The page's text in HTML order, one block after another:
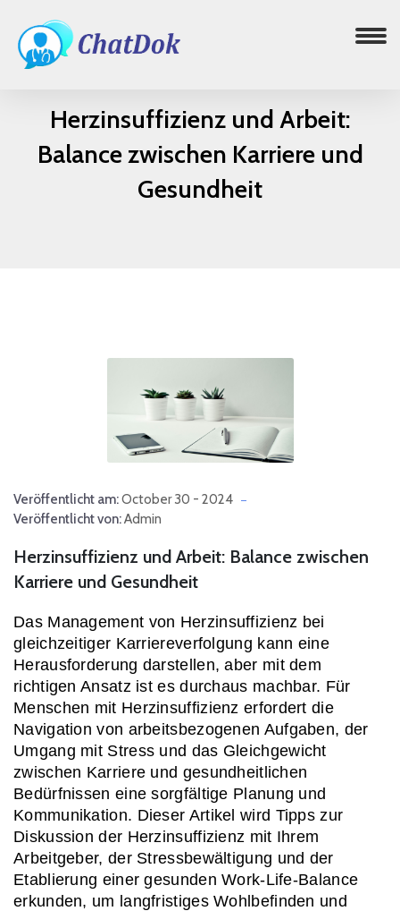
Herzinsuffizienz und Arbeit:
Balance zwischen Karriere und
Gesundheit
Veröffentlicht am:October 30 - 2024
Veröffentlicht von:Admin
Herzinsuffizienz und Arbeit: Balance zwischen
Karriere und Gesundheit
Das Management von Herzinsuffizienz bei
gleichzeitiger Karriereverfolgung kann eine
Herausforderung darstellen, aber mit dem
richtigen Ansatz ist es durchaus machbar. Für
Menschen mit Herzinsuffizienz erfordert die
Navigation von arbeitsbezogenen Aufgaben, der
Umgang mit Stress und das Gleichgewicht
zwischen Karriere und gesundheitlichen
Bedürfnissen eine sorgfältige Planung und
Kommunikation. Dieser Artikel wird Tipps zur
Diskussion der Herzinsuffizienz mit Ihrem
Arbeitgeber, der Stressbewältigung und der
Etablierung einer gesunden Work-Life-Balance
erkunden, um langfristiges Wohlbefinden und